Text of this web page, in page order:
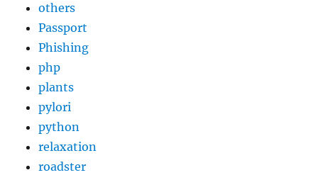
others
Passport
Phishing
php
plants
pylori
python
relaxation
roadster